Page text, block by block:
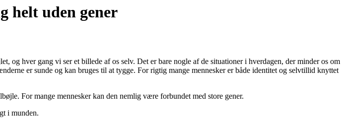
helt uden gener
og hver gang vi ser et billede af os selv. Det er bare nogle af de situationer i hverdagen, der minder os om
er sunde og kan bruges til at tygge. For rigtig mange mennesker er både identitet og selvtillid knyttet
For mange mennesker kan den nemlig være forbundet med store gener.
i munden.